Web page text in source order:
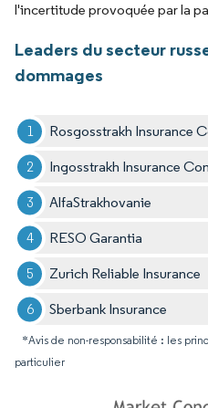
l'incertitude provoquée par la
Leaders du secteur
dommages
Rosgosstrakh Insurance
Ingosstrakh Insurance
AlfaStrakhovanie
RESO Garantia
Zurich Reliable Insurance
Sberbank Insurance
*Avis de non-responsabilité : les
particulier